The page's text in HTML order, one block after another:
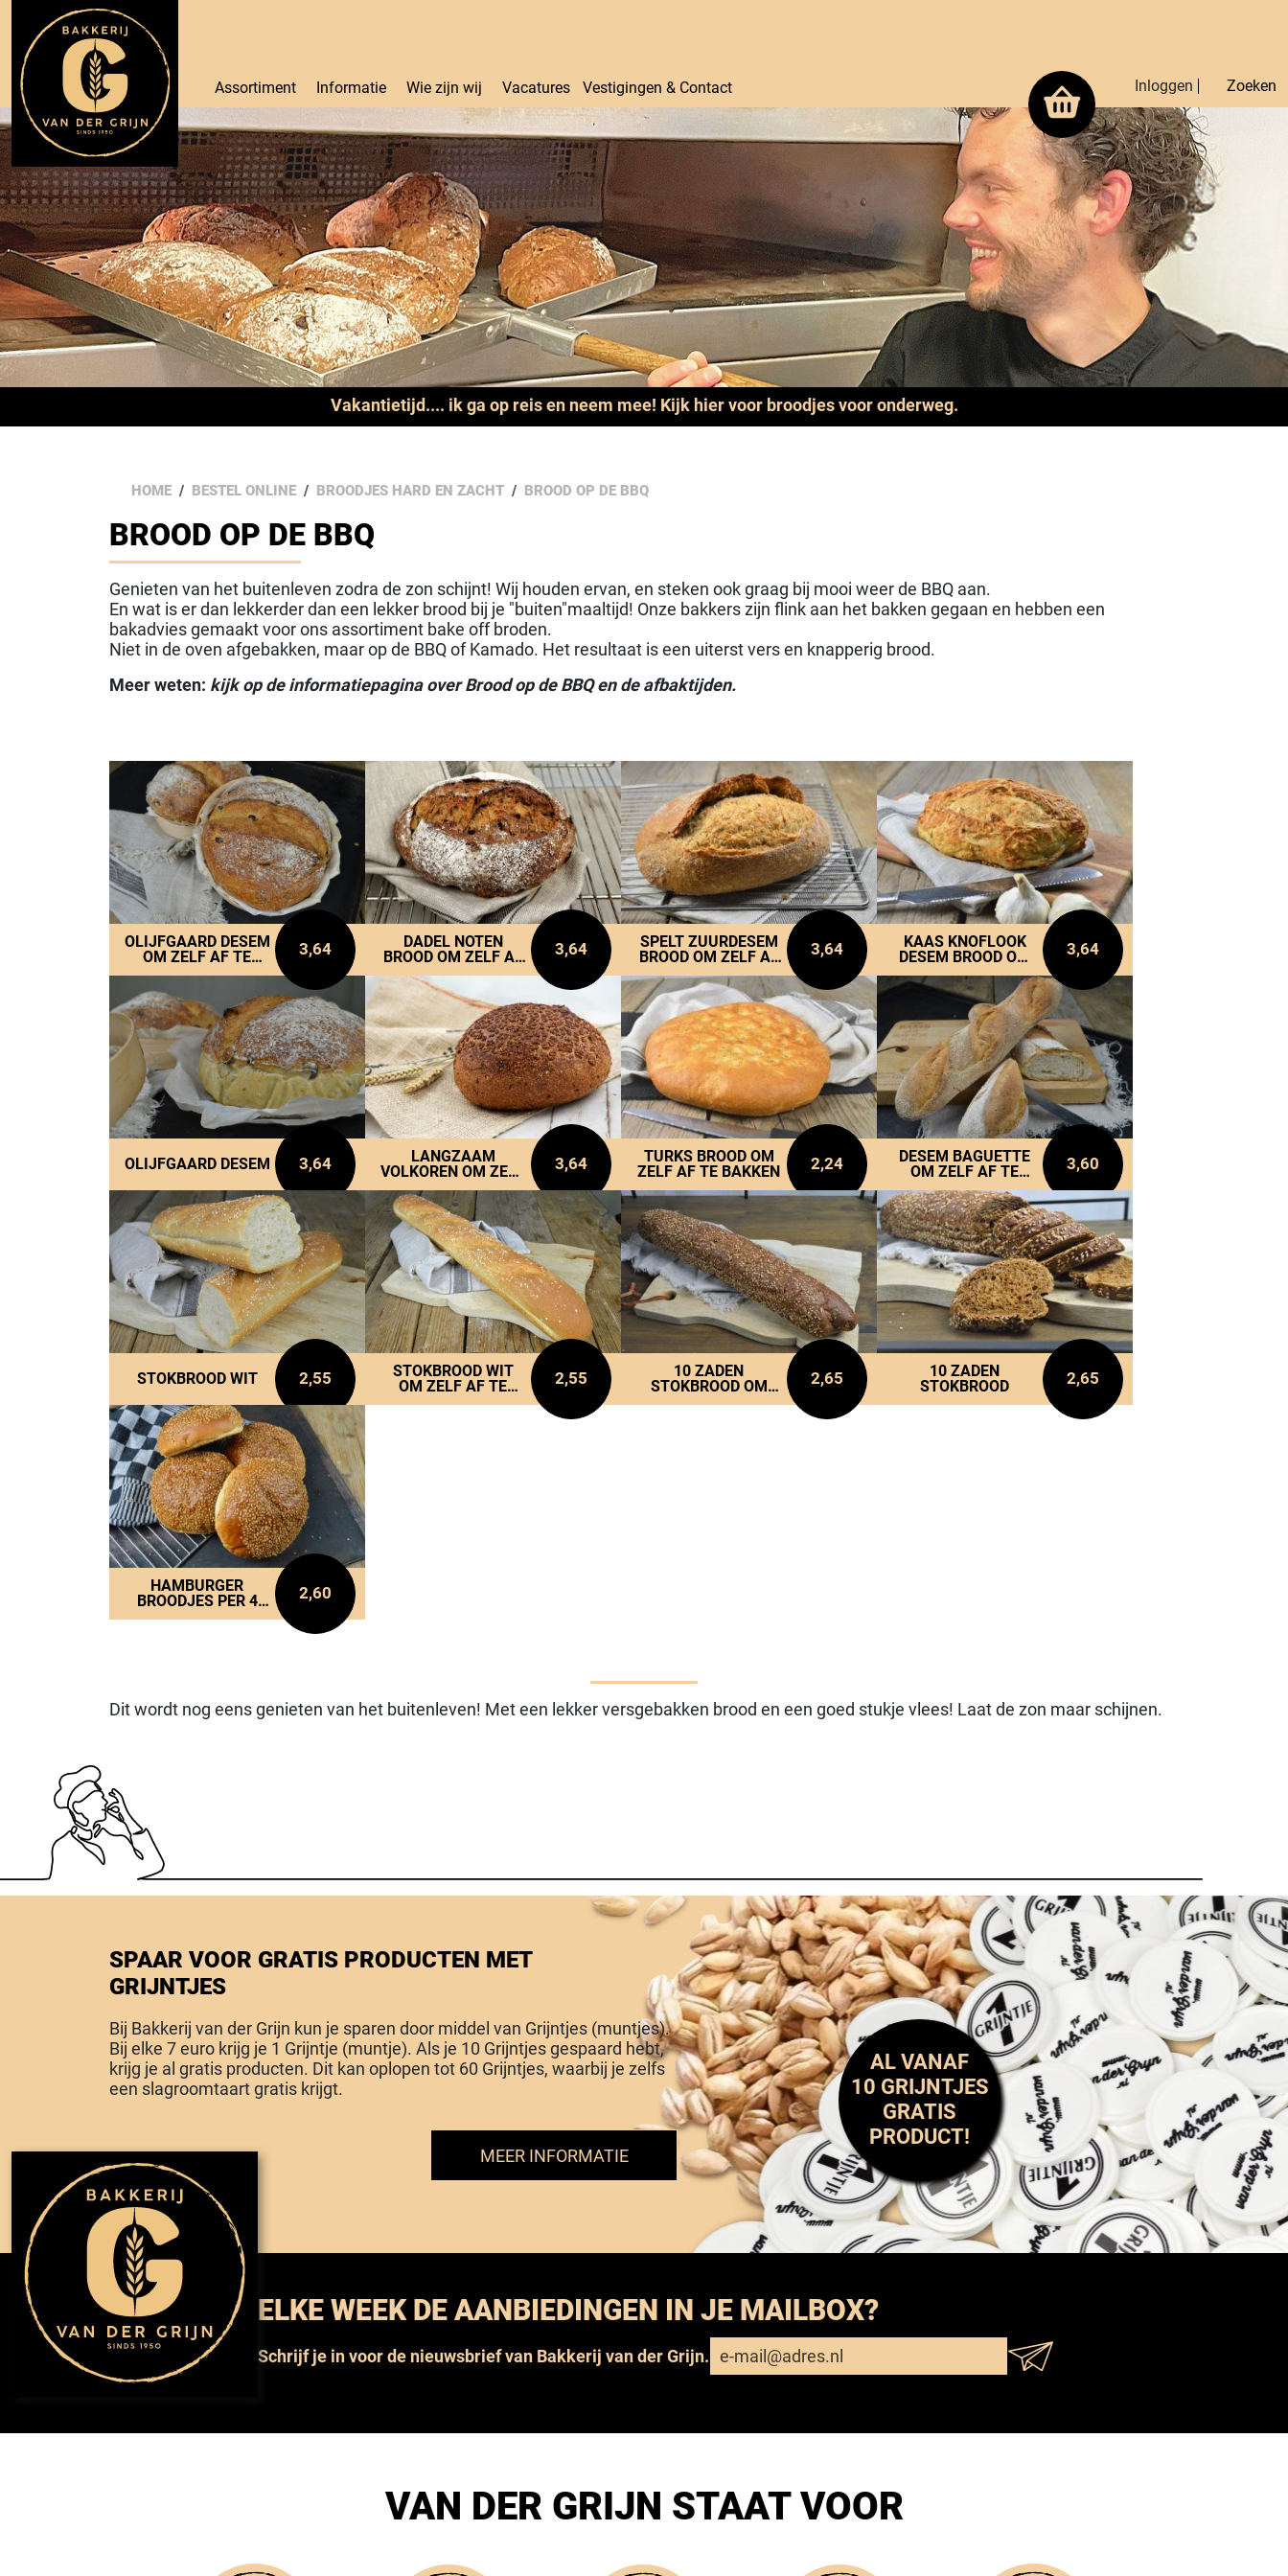
Assortiment Informatie Wie zijn wij Vacatures Vestigingen & Contact Inloggen Zoeken
Vakantietijd.... ik ga op reis en neem mee! Kijk hier voor broodjes voor onderweg.
HOME BESTEL ONLINE BROODJES HARD EN ZACHT BROOD OP DE BBQ
BROOD OP DE BBQ
Genieten van het buitenleven zodra de zon schijnt! Wij houden ervan, en steken ook graag bij mooi weer de BBQ aan.
En wat is er dan lekkerder dan een lekker brood bij je "buiten"maaltijd! Onze bakkers zijn flink aan het bakken gegaan en hebben een
bakadvies gemaakt voor ons assortiment bake off broden.
Niet in de oven afgebakken, maar op de BBQ of Kamado. Het resultaat is een uiterst vers en knapperig brood.
Meer weten: kijk op de informatiepagina over Brood op de BBQ en de afbaktijden.
OLIJFGAARD DESEM
OM ZELF AF TE
BAKKEN
3,64
DADEL NOTEN
BROOD OM ZELF AF
TE BAKKEN
3,64
SPELT ZUURDESEM
BROOD OM ZELF AF
TE BAKKEN.
3,64
KAAS KNOFLOOK
DESEM BROOD OM
ZELF AF TE BAKKEN
3,64
OLIJFGAARD DESEM 3,64
LANGZAAM
VOLKOREN OM ZELF
AF TE BAKKEN
3,64
TURKS BROOD OM
ZELF AF TE BAKKEN
2,24
DESEM BAGUETTE
OM ZELF AF TE
BAKKEN PER 2
VERPAKT.
3,60
STOKBROOD WIT 2,55
STOKBROOD WIT
OM ZELF AF TE
BAKKEN
2,55
10 ZADEN
STOKBROOD OM
ZELF AF TE BAKKEN
2,65
10 ZADEN
STOKBROOD
2,65
HAMBURGER
BROODJES PER 4
VERPAKT
2,60
Dit wordt nog eens genieten van het buitenleven! Met een lekker versgebakken brood en een goed stukje vlees! Laat de zon maar schijnen.
SPAAR VOOR GRATIS PRODUCTEN MET
GRIJNTJES
Bij Bakkerij van der Grijn kun je sparen door middel van Grijntjes (muntjes).
Bij elke 7 euro krijg je 1 Grijntje (muntje). Als je 10 Grijntjes gespaard hebt,
krijg je al gratis producten. Dit kan oplopen tot 60 Grijntjes, waarbij je zelfs
een slagroomtaart gratis krijgt.
MEER INFORMATIE
AL VANAF
10 GRIJNTJES
GRATIS
PRODUCT!
ELKE WEEK DE AANBIEDINGEN IN JE MAILBOX?
Schrijf je in voor de nieuwsbrief van Bakkerij van der Grijn.
VAN DER GRIJN STAAT VOOR